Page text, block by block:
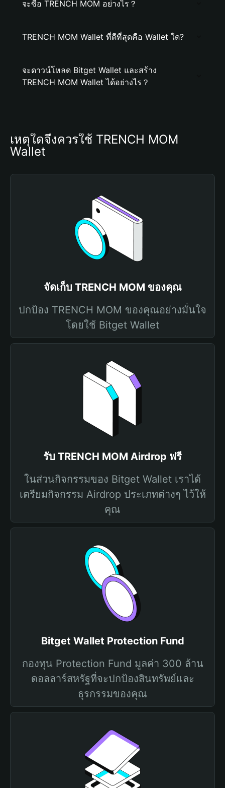
จะซื้อ TRENCH MOM อย่างไร？
TRENCH MOM Wallet ที่ดีที่สุดคือ Wallet ใด?
จะดาวน์โหลด Bitget Wallet และสร้าง
TRENCH MOM Wallet ได้อย่างไร？
เหตุใดจึงควรใช้ TRENCH MOM
Wallet
จัดเก็บ TRENCH MOM ของคุณ
ปกป้อง TRENCH MOM ของคุณอย่างมั่นใจ
โดยใช้ Bitget Wallet
รับ TRENCH MOM Airdrop ฟรี
ในส่วนกิจกรรมของ Bitget Wallet เราได้
เตรียมกิจกรรม Airdrop ประเภทต่างๆ ไว้ให้
คุณ
Bitget Wallet Protection Fund
กองทุน Protection Fund มูลค่า 300 ล้าน
ดอลลาร์สหรัฐที่จะปกป้องสินทรัพย์และ
ธุรกรรมของคุณ